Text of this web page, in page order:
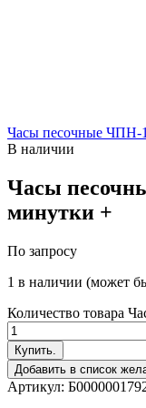
Часы песочные ЧПН-
В наличии
Часы
минутки +
По запросу
1 в наличии (может
Количество товара
Купить.
Добавить в список
Артикул: